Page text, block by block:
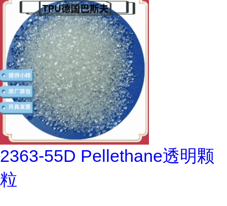
2363-55D Pellethane透明颗
粒